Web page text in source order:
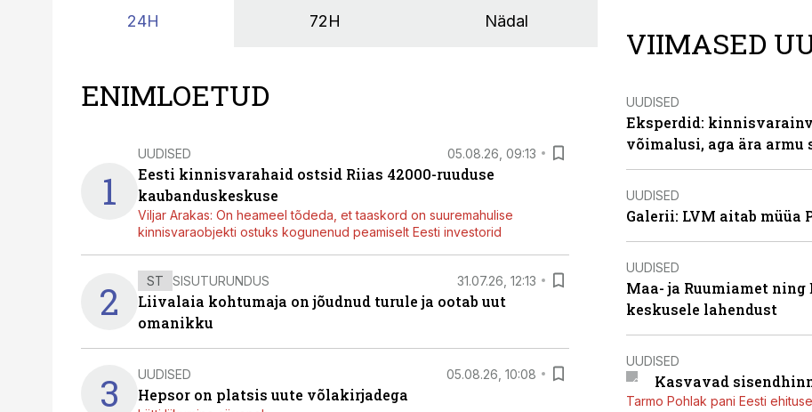
24H 72H Nädal
ENIMLOETUD
1
UUDISED 05.08.26, 09:13
Eesti kinnisvarahaid ostsid Riias 42000-ruuduse
kaubanduskeskuse
Viljar Arakas: On heameel tõdeda, et taaskord on suuremahulise
kinnisvaraobjekti ostuks kogunenud peamiselt Eesti investorid
2 ST SISUTURUNDUS 31.07.26, 12:13
Liivalaia kohtumaja on jõudnud turule ja ootab uut
omanikku
3 UUDISED 05.08.26, 10:08
Hepsor on platsis uute võlakirjadega
VIIMASED
UUDISED
Eksperdid:
võimalusi, aga ära armu
UUDISED
Galerii: LVM aitab
UUDISED
Maa- ja Ruumiamet
keskusele lahendust
UUDISED
Kasvavad
Tarmo Pohlak pani Eesti